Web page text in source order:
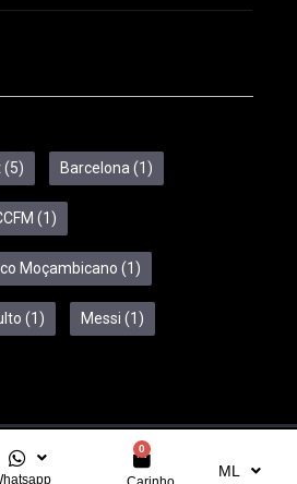
0
ML
(5) Barcelona(1)
(1)
Moçambicano (1)
(1) Messi (1)
Feelcom. All Rights Reserved.